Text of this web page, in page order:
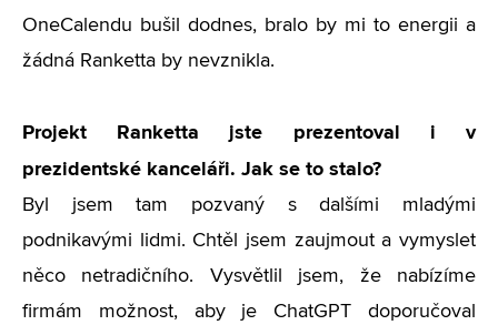
OneCalendu bušil dodnes, bralo by mi to energii a
žádná Ranketta by nevznikla.
Projekt Ranketta jste prezentoval i v
prezidentské kanceláři. Jak se to stalo?
Byl jsem tam pozvaný s dalšími mladými
podnikavými lidmi. Chtěl jsem zaujmout a vymyslet
něco netradičního. Vysvětlil jsem, že nabízíme
firmám možnost, aby je ChatGPT doporučoval